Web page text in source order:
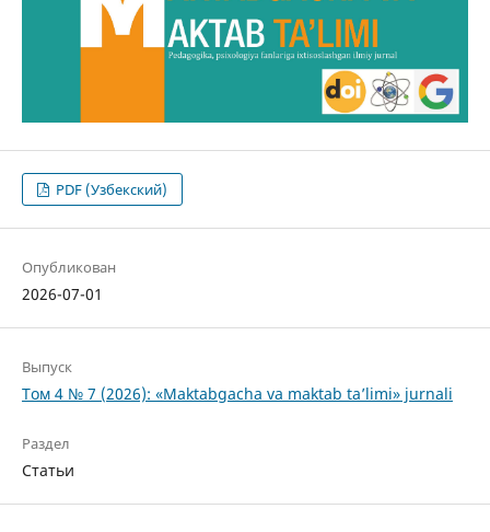
PDF (Узбекский)
Опубликован
2026-07-01
Выпуск
Том 4 № 7 (2026): «Maktabgacha va maktab ta’limi» jurnali
Раздел
Статьи